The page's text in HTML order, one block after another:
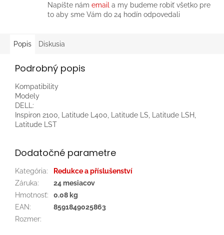
Napíšte nám email a my budeme robiť všetko pre
to aby sme Vám do 24 hodín odpovedali
Popis Diskusia
Podrobný popis
Kompatibility
Modely
DELL:
Inspiron 2100, Latitude L400, Latitude LS, Latitude LSH,
Latitude LST
Dodatočné parametre
Kategória:
Redukce a příslušenství
Záruka:
24 mesiacov
Hmotnosť:
0.08 kg
EAN:
8591849025863
Rozmer: